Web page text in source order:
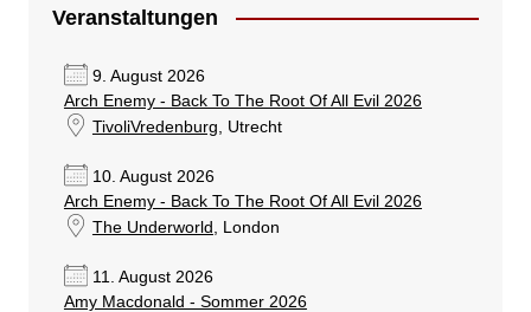
Veranstaltungen
9. August 2026
Arch Enemy - Back To The Root Of All Evil 2026
TivoliVredenburg , Utrecht
10. August 2026
Arch Enemy - Back To The Root Of All Evil 2026
The Underworld
, London
11. August 2026
Amy Macdonald - Sommer 2026